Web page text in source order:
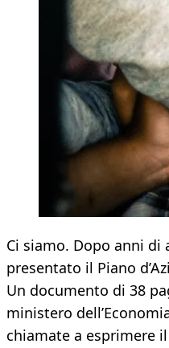
Ci siamo. Dopo anni
presentato il Piano
Un documento di 38
ministero
chiamate a esprimere